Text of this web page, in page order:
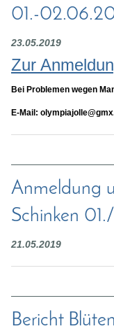
01.-
23.05.2019
Zur
Bei Problemen wegen
E-Mail:
Anmeldung
Schinken
21.05.2019
Bericht